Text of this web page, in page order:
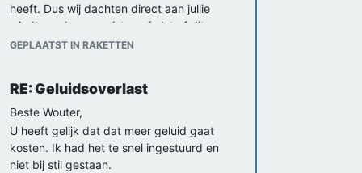
heeft. Dus wij dachten direct aan jullie
windtunnel, maar wisten of niet of dit
mogelijk was.
Thomas en Joost
GEPLAATST IN RAKETTEN
RE: Geluidsoverlast
Beste Wouter,
U heeft gelijk dat dat meer geluid gaat
kosten. Ik had het te snel ingestuurd en
niet bij stil gestaan.